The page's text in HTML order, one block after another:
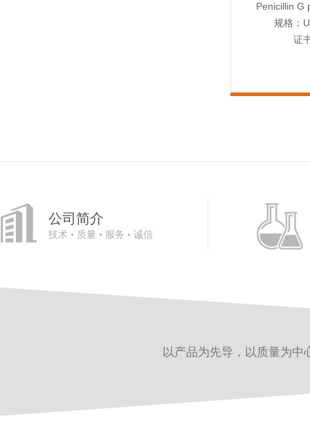
Penicillin G
规格：
证
公司简介
技术 • 质量 • 服务 • 诚信
以产品为先导，以质量为